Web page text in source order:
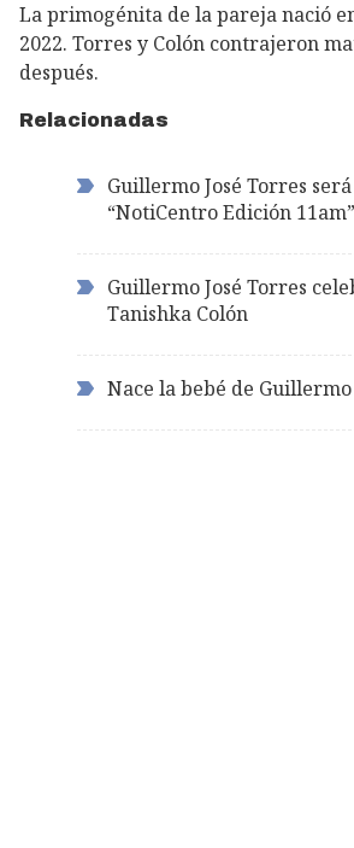
La primogénita de la pareja nació
2022. Torres y Colón contrajeron
después.
Relacionadas
Guillermo José Torres
“NotiCentro Edición 11am”
Guillermo José Torres
Tanishka Colón
Nace la bebé de Guillermo